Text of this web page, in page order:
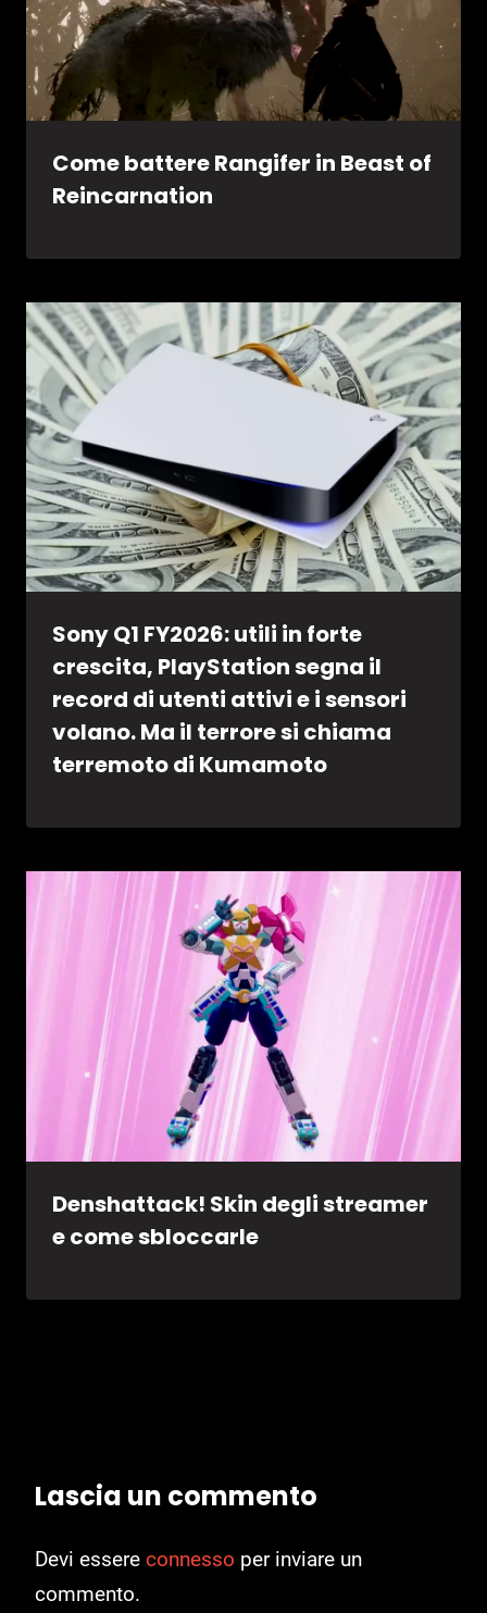
Come battere Rangifer in Beast of
Reincarnation
Sony Q1 FY2026: utili in forte
crescita, PlayStation segna il
record di utenti attivi e i sensori
volano. Ma il terrore si chiama
terremoto di Kumamoto
Denshattack! Skin degli streamer
e come sbloccarle
Lascia un commento
Devi essere connesso per inviare un
commento.